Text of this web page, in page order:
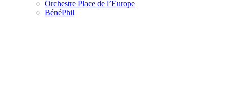
Orchestre Place de l’Europe
BénéPhil